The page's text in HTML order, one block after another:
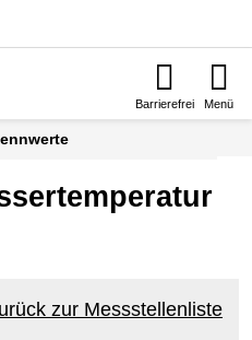
Barrierefrei Menü
zur Messstellenliste